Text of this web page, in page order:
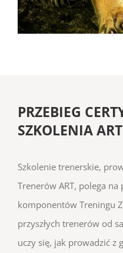
PRZEBIEG
SZKOLENIA ART
Szkolenie trenerskie,
Trenerów ART, polega
komponentów Treningu
przyszłych trenerów od
uczy się, jak prowadzić z